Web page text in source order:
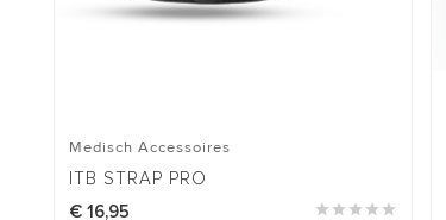
Medisch Accessoires
ITB STRAP PRO
    
€ 16,95